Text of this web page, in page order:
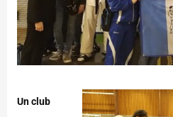
Un club